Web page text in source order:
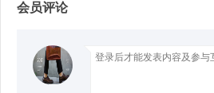
会员评论